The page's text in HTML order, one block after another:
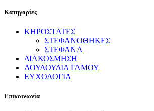
Κατηγορίες
ΚΗΡΟΣΤΑΤΕΣ
ΣΤΕΦΑΝΟΘΗΚΕΣ
ΣΤΕΦΑΝΑ
ΔΙΑΚΟΣΜΗΣΗ
ΛΟΥΛΟΥΔΙΑ ΓΑΜΟΥ
ΕΥΧΟΛΟΓΙΑ
Επικοινωνία